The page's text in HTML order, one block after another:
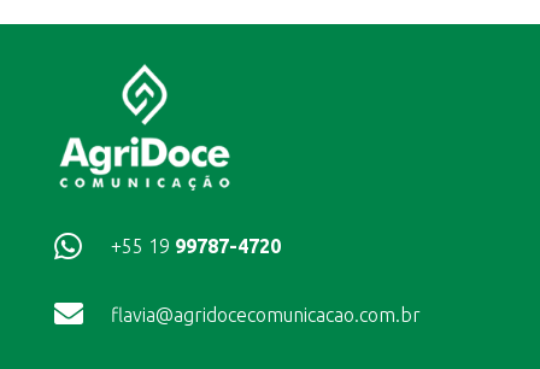
 +55 19 99787-4720
 flavia@agridocecomunicacao.com.br